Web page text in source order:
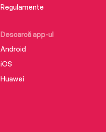
Descarcă app-ul
Android
iOS
Huawei
Regulamente